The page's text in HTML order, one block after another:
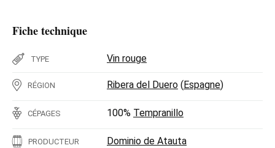
Fiche technique
TYPE Vin rouge
RÉGION Ribera del Duero (Espagne)
CÉPAGES 100% Tempranillo
PRODUCTEUR Dominio de Atauta